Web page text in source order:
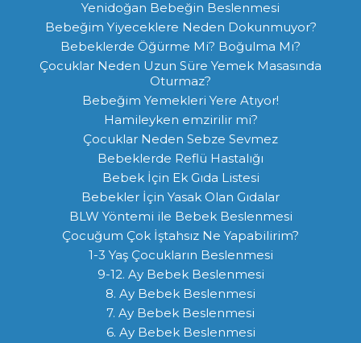
Yenidoğan Bebeğin Beslenmesi
Bebeğim Yiyeceklere Neden Dokunmuyor?
Bebeklerde Öğürme Mi? Boğulma Mı?
Çocuklar Neden Uzun Süre Yemek Masasında
Oturmaz?
Bebeğim Yemekleri Yere Atıyor!
Hamileyken emzirilir mi?
Çocuklar Neden Sebze Sevmez
Bebeklerde Reflü Hastalığı
Bebek İçin Ek Gıda Listesi
Bebekler İçin Yasak Olan Gıdalar
BLW Yöntemi ile Bebek Beslenmesi
Çocuğum Çok İştahsız Ne Yapabilirim?
1-3 Yaş Çocukların Beslenmesi
9-12. Ay Bebek Beslenmesi
8. Ay Bebek Beslenmesi
7. Ay Bebek Beslenmesi
6. Ay Bebek Beslenmesi